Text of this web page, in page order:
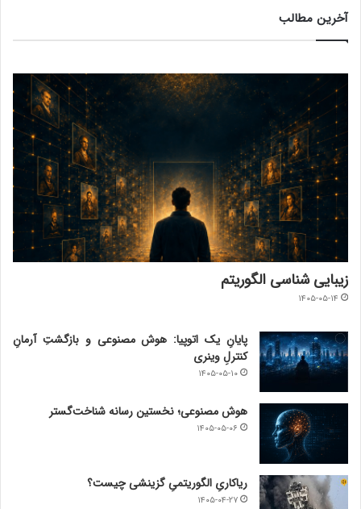
آخرین مطالب
زیبایی شناسی الگوریتم
۱۴۰۵-۰۵-۱۴
پایانِ یک اتوپیا: هوش مصنوعی و بازگشتِ آرمانِ
کنترلِ وینری
۱۴۰۵-۰۵-۱۰
هوش مصنوعی؛ نخستین رسانه شناخت‌گستر
۱۴۰۵-۰۵-۰۶
ریاکاریِ الگوریتمیِ گزینشی چیست؟
۱۴۰۵-۰۴-۲۷